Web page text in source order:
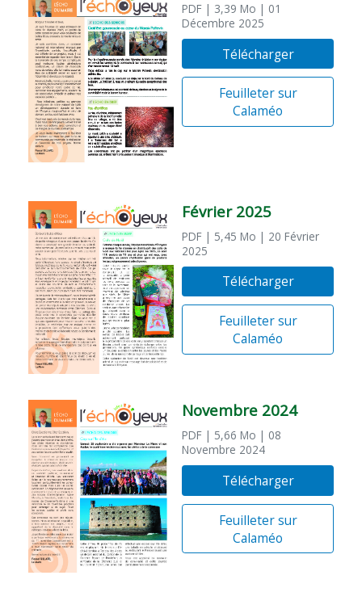
PDF | 3,39 Mo | 01
Décembre 2025
Télécharger
Feuilleter sur
Calaméo
Février 2025
PDF | 5,45 Mo | 20 Février
2025
Télécharger
Feuilleter sur
Calaméo
Novembre 2024
PDF | 5,66 Mo | 08
Novembre 2024
Télécharger
Feuilleter sur
Calaméo